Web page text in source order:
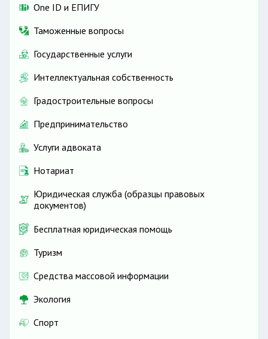
One ID и ЕПИГУ
Таможенные вопросы
Государственные услуги
Интеллектуальная собственность
Градостроительные вопросы
Предпринимательство
Услуги адвоката
Нотариат
Юридическая служба (образцы правовых
документов)
Бесплатная юридическая помощь
Туризм
Средства массовой информации
Экология
Спорт